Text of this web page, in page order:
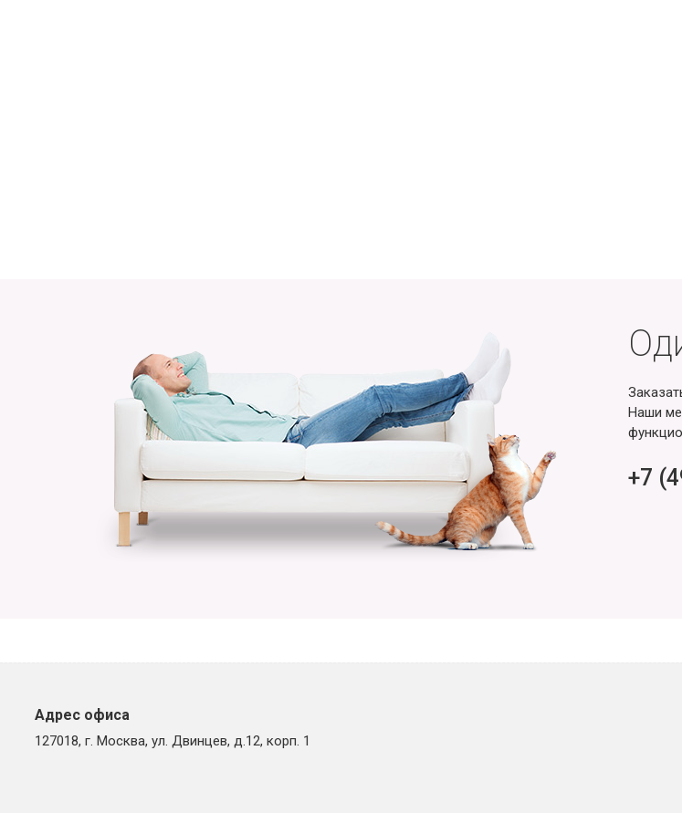
Наши
+7
Адрес офиса
127018, г. Москва, ул. Двинцев, д.12, корп. 1